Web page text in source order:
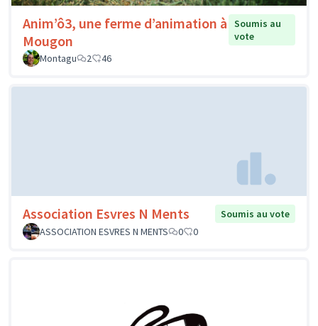
Anim’ô3, une ferme d’animation à
Mougon
Soumis au
vote
Montagu
2 46
Association Esvres N Ments
Soumis au vote
ASSOCIATION ESVRES N MENTS
0 0